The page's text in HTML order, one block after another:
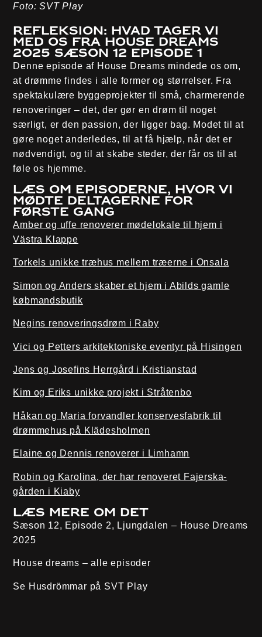
Foto: SVT Play
Refleksion: Hvad tager vi
med os fra House Dreams
2025 sæson 12 episode 1
Denne episode af House Dreams mindede os om,
at drømme findes i alle former og størrelser. Fra
spektakulære byggeprojekter til små, charmerende
renoveringer – det, der gør en drøm til noget
særligt, er den passion, der ligger bag. Modet til at
gøre noget anderledes, til at få hjælp, når det er
nødvendigt, og til at skabe steder, der får os til at
føle os hjemme.
Læs om episoderne, hvor vi
mødte deltagerne for
første gang
Amber og uffe renoverer mødelokale til hjem i
Västra Klappe
Torkels unikke træhus mellem træerne i Onsala
Simon og Anders skaber et hjem i Abilds gamle
købmandsbutik
Negins renoveringsdrøm i Raby
Vici og Petters arkitektoniske eventyr på Hisingen
Jens og Josefins Herrgård i Kristianstad
Kim og Eriks unikke projekt i Stråtenbo
Håkan og Maria forvandler konservesfabrik til
drømmehus på Klädesholmen
Elaine og Dennis renoverer i Limhamn
Robin og Karolina, der har renoveret Fajerska-
gården i Kiaby
Læs mere om det
Sæson 12, Episode 2, Ljungdalen – House Dreams
2025
House dreams – alle episoder
Se Husdrömmar på SVT Play